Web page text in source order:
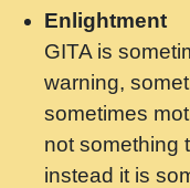
Maharaj.mp3
यह हसरत
Talab Hai
लडल ज बल
7.9.2021 जवल
Enlightment
GITA is
warning,
sometimes
not something
instead it is